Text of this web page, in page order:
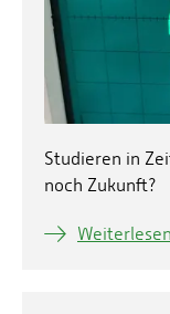
Studieren in
noch Zukunft?
Weiterlesen